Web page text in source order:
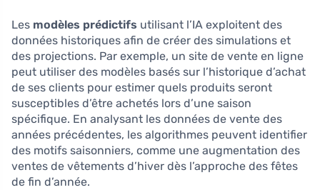
Les modèles prédictifs utilisant l’IA exploitent des
données historiques afin de créer des simulations et
des projections. Par exemple, un site de vente en ligne
peut utiliser des modèles basés sur l’historique d’achat
de ses clients pour estimer quels produits seront
susceptibles d’être achetés lors d’une saison
spécifique. En analysant les données de vente des
années précédentes, les algorithmes peuvent identifier
des motifs saisonniers, comme une augmentation des
ventes de vêtements d’hiver dès l’approche des fêtes
de fin d’année.